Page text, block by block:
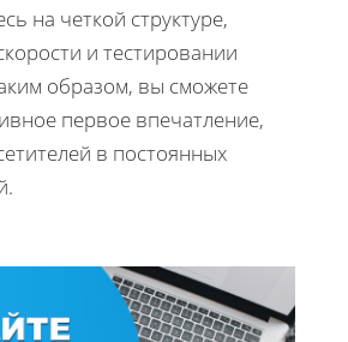
на четкой структуре,
и тестировании
образом, вы сможете
первое впечатление,
в постоянных